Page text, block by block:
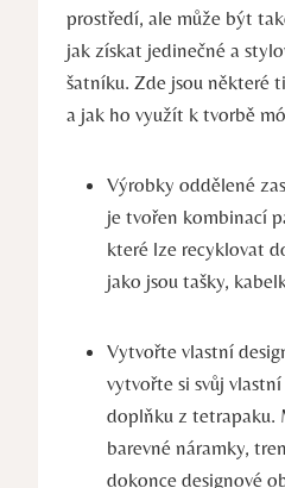
prostředí, ale může být
jak získat jedinečné a
šatníku. Zde jsou některé
a jak ho využít k tvorbě
Výrobky oddělené
je tvořen kombinací
které lze recyklovat
jako jsou tašky,
Vytvořte vlastní
vytvořte si svůj
doplňku z tetrapaku.
barevné náramky,
dokonce designové